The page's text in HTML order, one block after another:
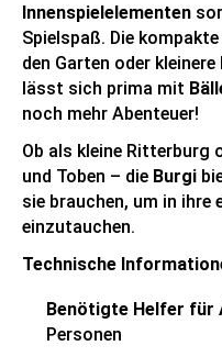
Innenspielelementen
Spielspaß. Die
den Garten oder
lässt sich prima mit
noch mehr Abenteuer!
Ob als kleine Ritterburg
und Toben – die Burgi
sie brauchen, um in ihre
einzutauchen.
Technische
Benötigte Helfer für
Personen